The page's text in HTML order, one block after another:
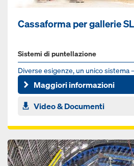
Cassaforma per gallerie
Sistemi di puntellazione
Diverse esigenze, un unico sistema
regolazione brevettata del pannello in
Maggiori informazioni
Video & Documenti